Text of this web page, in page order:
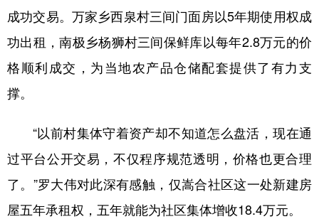
成功交易。万家乡西泉村三间门面房以5年期使用权成
功出租，南极乡杨狮村三间保鲜库以每年2.8万元的价
格顺利成交，为当地农产品仓储配套提供了有力支
撑。
“以前村集体守着资产却不知道怎么盘活，现在通
过平台公开交易，不仅程序规范透明，价格也更合理
了。”罗大伟对此深有感触，仅嵩合社区这一处新建房
屋五年承租权，五年就能为社区集体增收18.4万元。